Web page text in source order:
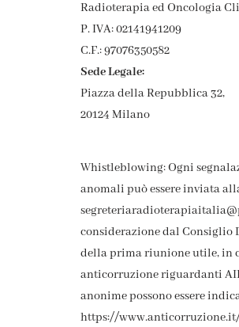
Radioterapia ed Oncologia
P. IVA: 02141941209
C.F.: 97076350582
Sede Legale:
Piazza della Repubblica 32,
20124 Milano
Whistleblowing: Ogni
anomali può essere inviata
considerazione dal
della prima riunione utile, in
anticorruzione riguardanti
anonime possono essere
https://